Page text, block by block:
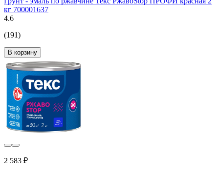
кг 700001637
4.6
(191)
В корзину
2 583 ₽